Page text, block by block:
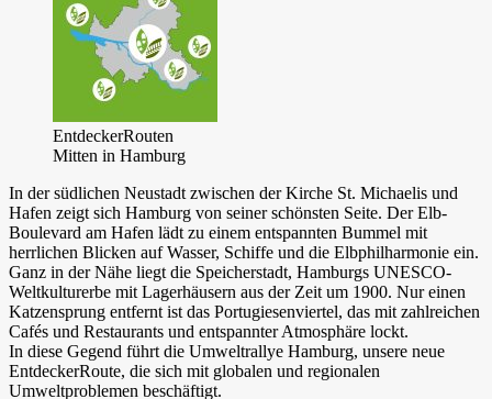
EntdeckerRouten
Mitten in Hamburg
In der südlichen Neustadt zwischen der Kirche St. Michaelis und
Hafen zeigt sich Hamburg von seiner schönsten Seite. Der Elb-
Boulevard am Hafen lädt zu einem entspannten Bummel mit
herrlichen Blicken auf Wasser, Schiffe und die Elbphilharmonie ein.
Ganz in der Nähe liegt die Speicherstadt, Hamburgs UNESCO-
Weltkulturerbe mit Lagerhäusern aus der Zeit um 1900. Nur einen
Katzensprung entfernt ist das Portugiesenviertel, das mit zahlreichen
Cafés und Restaurants und entspannter Atmosphäre lockt.
In diese Gegend führt die Umweltrallye Hamburg, unsere neue
EntdeckerRoute, die sich mit globalen und regionalen
Umweltproblemen beschäftigt.